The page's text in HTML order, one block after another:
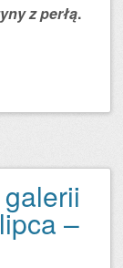
z perłą.
–